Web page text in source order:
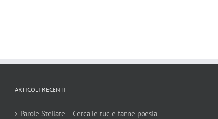
ARTICOLI RECENTI
Parole Stellate – Cerca le tue e fanne poesia